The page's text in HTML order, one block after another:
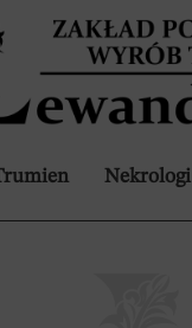
Nekrologi